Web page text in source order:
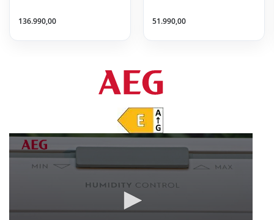
136.990,00 51.990,00